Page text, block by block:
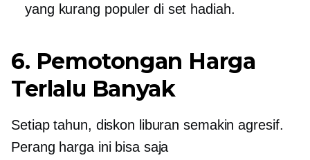
yang kurang populer di set hadiah.
6. Pemotongan Harga
Terlalu Banyak
Setiap tahun, diskon liburan semakin agresif.
Perang harga ini bisa saja